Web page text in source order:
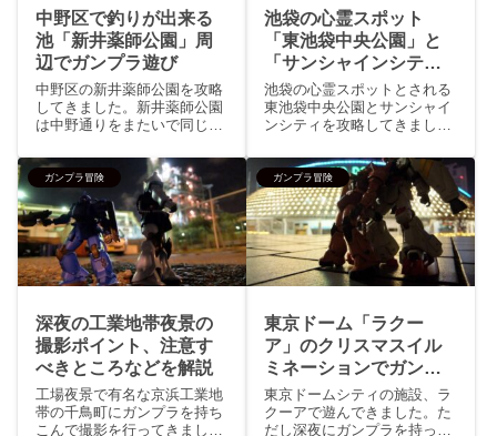
中野区で釣りが出来る
池「新井薬師公園」周
辺でガンプラ遊び
中野区の新井薬師公園を攻略
してきました。新井薬師公園
は中野通りをまたいで同じ公
で、池で釣りをする人がいた
り、夏季はじゃぶじゃぶ池で
遊べたり、桜の季節には公園
内に出店がでる規模の大きな
公園になります。新井薬師児
童館にも...
池袋の心霊スポット
「東池袋中央公園」と
「サンシャインシテ
ィ」深夜ガンプラ撮影
池袋の心霊スポットとされる
東池袋中央公園とサンシャイ
ンシティを攻略してきまし
された巣鴨拘置所、戦争犯罪
人を収容する施設であり死刑
が執行された場所で現在はサ
ンシャインシティがある場所
です。この場所は昔から心霊
スポット...
ガンプラ冒険
深夜の工業地帯夜景の
撮影ポイント、注意す
べきところなどを解説
工場夜景で有名な京浜工業地
帯の千鳥町にガンプラを持ち
こんで撮影を行ってきまし
ガンプラ冒険
東京ドーム「ラクー
ア」のクリスマスイル
ミネーションでガンプ
ラ撮影
東京ドームシティの施設、ラ
クーアで遊んできました。た
だし深夜にガンプラを持っ